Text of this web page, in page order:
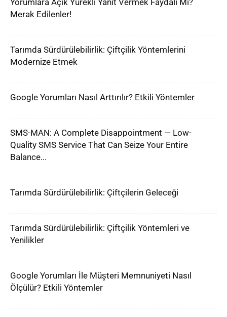
Yorumlara Açık Yürekli Yanıt Vermek Faydalı Mı?
Merak Edilenler!
Tarımda Sürdürülebilirlik: Çiftçilik Yöntemlerini
Modernize Etmek
Google Yorumları Nasıl Arttırılır? Etkili Yöntemler
SMS-MAN: A Complete Disappointment — Low-
Quality SMS Service That Can Seize Your Entire
Balance...
Tarımda Sürdürülebilirlik: Çiftçilerin Geleceği
Tarımda Sürdürülebilirlik: Çiftçilik Yöntemleri ve
Yenilikler
Google Yorumları İle Müşteri Memnuniyeti Nasıl
Ölçülür? Etkili Yöntemler